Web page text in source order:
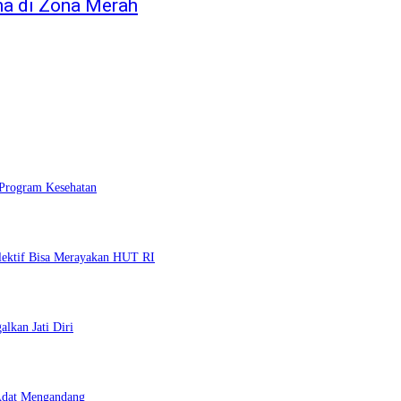
di Zona Merah
Kesehatan
Bisa Merayakan HUT RI
Jati Diri
Mengandang